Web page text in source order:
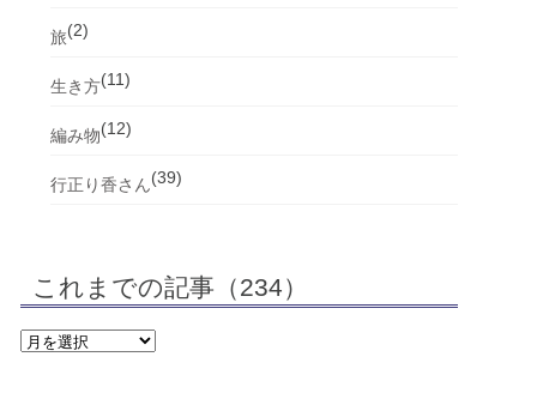
旅(2)
生き方(11)
編み物(12)
行正り香さん(39)
これまでの記事（234）